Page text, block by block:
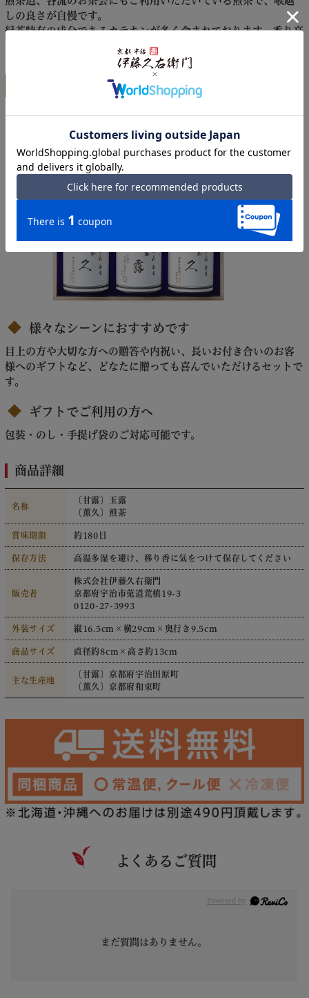
しの良さが自慢です。
緑茶特有の成分であるカテキンが多く含まれております。香り高
く清涼感のある味わいです。
格調高い木箱入、最高級の贈り物に
様々なシーンにおすすめです
目上の方や大切な方への贈答や内祝い、長いお付き合いのお客
様へのギフトなど、どなたに贈っても喜んでいただけるセットで
す。
ギフトでご利用の方へ
包装・のし・手提げ袋のご対応可能です。
商品詳細
名称
〔甘露〕玉露
〔薫久〕煎茶
賞味期限 約180日
保存方法 高温多湿を避け、移り香に気をつけて保存してください
販売者
株式会社伊藤久右衛門
京都府宇治市莵道荒槙19-3
0120-27-3993
外装サイズ 縦16.5cm×横29cm×奥行き9.5cm
商品サイズ 直径約8cm×高さ約13cm
主な生産地
〔甘露〕 京都府宇治田原町
〔薫久〕京都府和束町
よくあるご質問
Powered by
まだ質問はありません。